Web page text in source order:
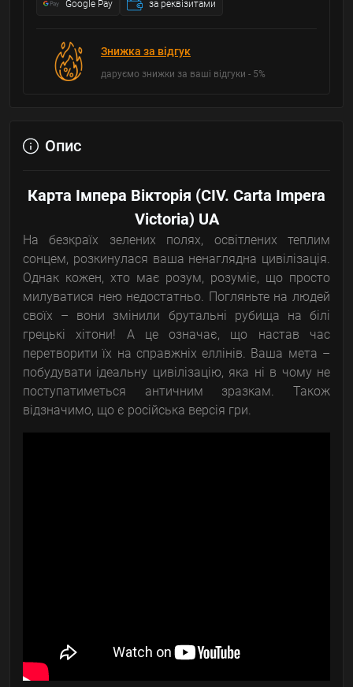
Google Pay за реквізитами
Знижка за відгук
даруємо знижки за ваші відгуки - 5%
Опис
Карта Імпера Вікторія (CIV. Carta Impera
Victoria) UA
На безкраїх зелених полях, освітлених теплим
сонцем, розкинулася ваша ненаглядна цивілізація.
Однак кожен, хто має розум, розуміє, що просто
милуватися нею недостатньо. Погляньте на людей
своїх – вони змінили брутальні рубища на білі
грецькі хітони! А це означає, що настав час
перетворити їх на справжніх еллінів. Ваша мета –
побудувати ідеальну цивілізацію, яка ні в чому не
поступатиметься античним зразкам. Також
відзначимо, що є російська версія гри.